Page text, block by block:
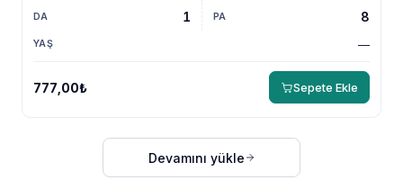
—
1 8
777,00₺ Sepete Ekle
Devamını yükle